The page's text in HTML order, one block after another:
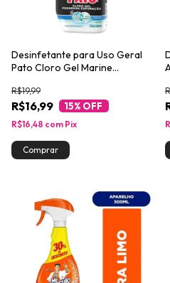
Desinfetante para Uso Geral
Pato Cloro Gel Marine
R$16,99
R$19,99
15% OFF
R$16,48 com Pix